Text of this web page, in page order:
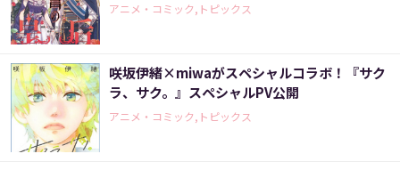
アニメ・コミック,トピックス
咲坂伊緒×miwaがスペシャルコラボ！『サク
ラ、サク。』スペシャルPV公開
アニメ・コミック,トピックス